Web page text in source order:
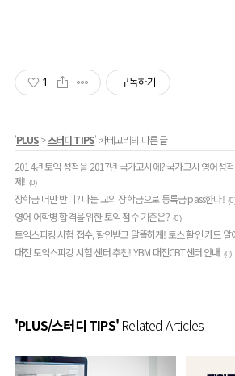
1 구독하기
'PLUS>스터디 TIPS' 카테고리의 다른 글
2014년 토익 성적을 2017년 국가고시에? 국가고시 영어성
제! (0)
장학금 너만 받니? 나는 교외 장학금으로 등록금 pass한다! (0)
영어 어학병 합격을 위한 토익 점수 기준은? (0)
토익스피킹 시험 접수, 할인받고 알뜰하게! 토스 할인 카드 알
대전 토익스피킹 시험 센터 추천! YBM 대전CBT센터 안내 (0)
'PLUS/스터디 TIPS' Related Articles